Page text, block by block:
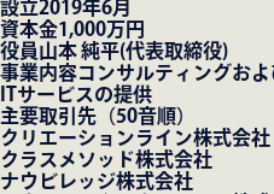
設立2019年6月
資本金1,000万円
役員山本 純平(代表取締役)
事業内容コンサルティングお
ITサービスの提供
主要取引先（50音順）
クリエーションライン株式会社
クラスメソッド株式会社
ナウビレッジ株式会社